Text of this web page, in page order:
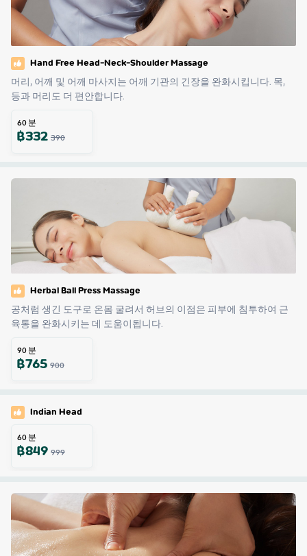
Hand Free Head-Neck-Shoulder Massage
머리, 어깨 및 어깨 마사지는 어깨 기관의 긴장을 완화시킵니다. 목,
등과 머리도 더 편안합니다.
60분
฿332390
Herbal Ball Press Massage
공처럼 생긴 도구로 온몸 굴려서 허브의 이점은 피부에 침투하여 근
육통을 완화시키는 데 도움이됩니다.
90분
฿765900
Indian Head
60분
฿849999